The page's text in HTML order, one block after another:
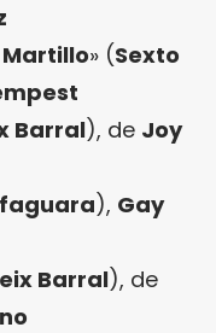
» (Sexto
Barral), de Joy
), Gay
Barral), de